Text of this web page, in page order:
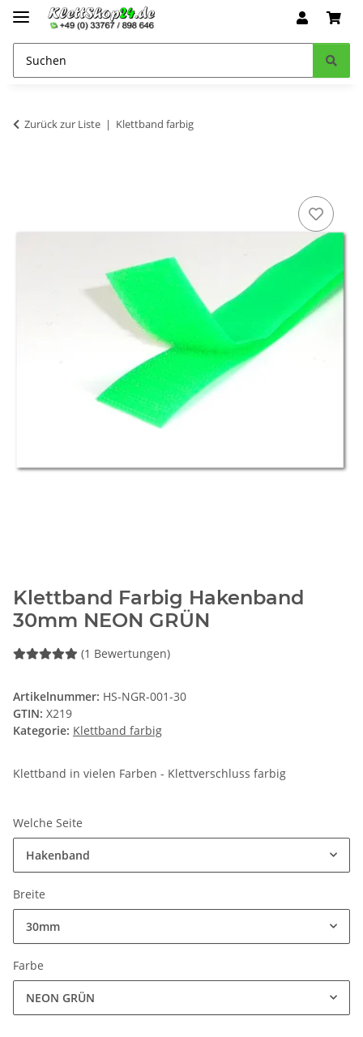
Zurück zur Liste Klettband farbig
Klettband Farbig Hakenband
30mm NEON GRÜN
(1 Bewertungen)
Artikelnummer: HS-NGR-001-30
GTIN: X219
Kategorie: Klettband farbig
Klettband in vielen Farben - Klettverschluss farbig
Welche Seite
Hakenband
Breite
30mm
Farbe
NEON GRÜN